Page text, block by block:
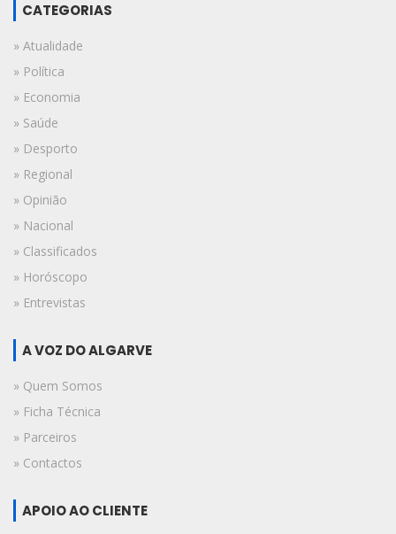
CATEGORIAS
» Atualidade
» Política
» Economia
» Saúde
» Desporto
» Regional
» Opinião
» Nacional
» Classificados
» Horóscopo
» Entrevistas
A VOZ DO ALGARVE
» Quem Somos
» Ficha Técnica
» Parceiros
» Contactos
APOIO AO CLIENTE